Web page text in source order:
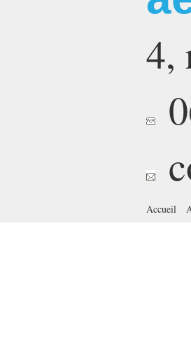
4,
Accueil